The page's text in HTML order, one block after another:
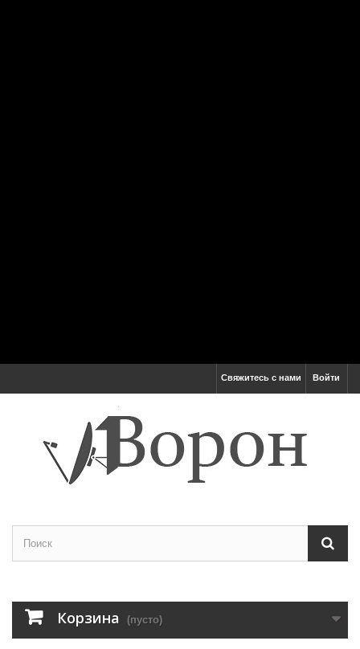
Войти
Свяжитесь с нами
Корзина (пусто)